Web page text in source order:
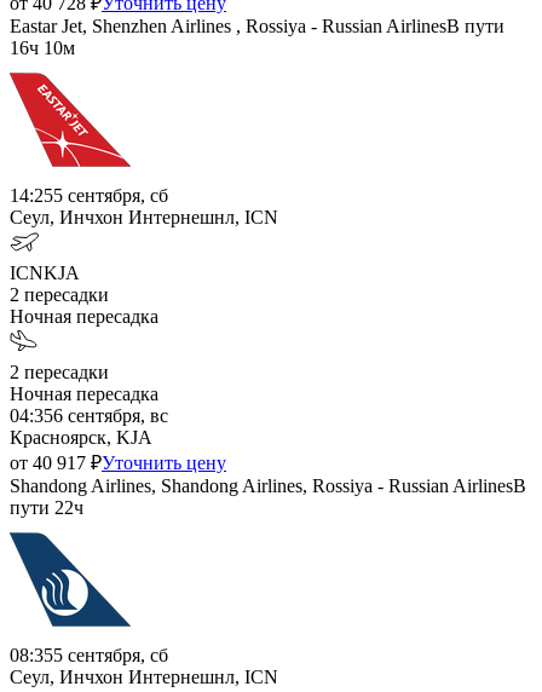
Eastar Jet, Shenzhen Airlines , Rossiya - Russian AirlinesВ пути
16ч 10м
14:255 сентября, сб
Сеул, Инчхон Интернешнл, ICN
ICNKJA
2 пересадки
Ночная пересадка
2 пересадки
Ночная пересадка
04:356 сентября, вс
Красноярск, KJA
от 40 917 ₽Уточнить цену
Shandong Airlines, Shandong Airlines, Rossiya - Russian AirlinesВ
пути 22ч
08:355 сентября, сб
Сеул, Инчхон Интернешнл, ICN